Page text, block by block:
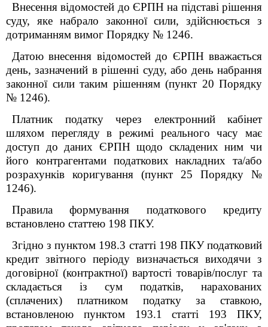
Внесення відомостей до ЄРПН на підставі рішення
суду, яке набрало законної сили, здійснюється з
дотриманням вимог Порядку № 1246.
Датою внесення відомостей до ЄРПН вважається
день, зазначений в рішенні суду, або день набрання
законної сили таким рішенням (пункт 20 Порядку
№ 1246).
Платник податку через електронний кабінет
шляхом перегляду в режимі реального часу має
доступ до даних ЄРПН щодо складених ним чи
його контрагентами податкових накладних та/або
розрахунків коригування (пункт 25 Порядку №
1246).
Правила формування податкового кредиту
встановлено статтею 198 ПКУ.
Згідно з пунктом 198.3 статті 198 ПКУ податковий
кредит звітного періоду визначається виходячи з
договірної (контрактної) вартості товарів/послуг та
складається із сум податків, нарахованих
(сплачених) платником податку за ставкою,
встановленою пунктом 193.1 статті 193 ПКУ,